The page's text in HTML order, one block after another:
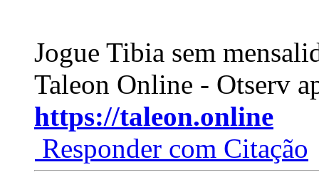
Jogue Tibia sem
Taleon Online - Otserv
https://taleon.online
Responder com Citação